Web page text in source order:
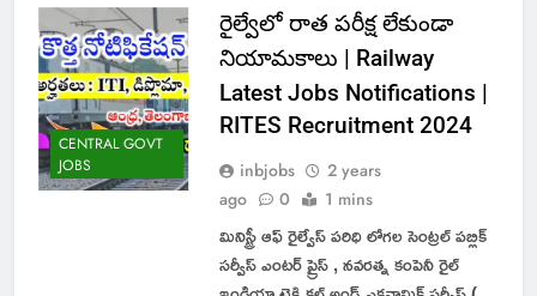
CENTRAL GOVT
JOBS
రైల్వేలో రాత పరీక్ష లేకుండా
నియామకాలు | Railway
Latest Jobs Notifications |
RITES Recruitment 2024
inbjobs
2 years
ago
0 1 mins
మినిస్ట్రీ ఆఫ్ రైల్వేస్ పరిధి లోగల సెంట్రల్ పబ్లిక్
సర్వీస్ ఎంటర్ ప్రైస్ , నవరత్న కంపెనీ రైల్